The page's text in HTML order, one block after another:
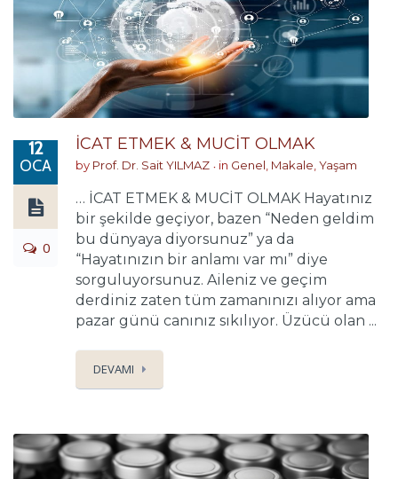
12
OCA
0
İCAT ETMEK & MUCİT OLMAK
by Prof. Dr. Sait YILMAZ in Genel Makale Yaşam
… İCAT ETMEK & MUCİT OLMAK Hayatınız
bir şekilde geçiyor, bazen “Neden geldim
bu dünyaya diyorsunuz” ya da
“Hayatınızın bir anlamı var mı” diye
sorguluyorsunuz. Aileniz ve geçim
derdiniz zaten tüm zamanınızı alıyor ama
pazar günü canınız sıkılıyor. Üzücü olan ...
DEVAMI